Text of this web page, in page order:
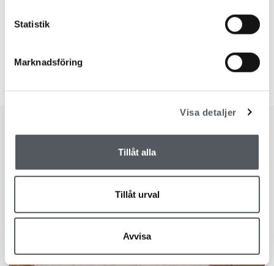
Statistik
Marknadsföring
Visa detaljer
Tillåt alla
Tillåt urval
Avvisa
Blogg
LÄS DET SENASTE FRÅN VÅR BLOGG
BALANS